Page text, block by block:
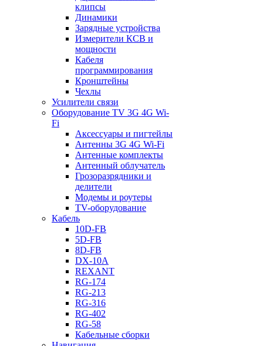
клипсы
Динамики
Зарядные устройства
Измерители КСВ и
мощности
Кабеля
программирования
Кронштейны
Чехлы
Усилители связи
Оборудование TV 3G 4G Wi-
Fi
Аксессуары и пигтейлы
Антенны 3G 4G Wi-Fi
Антенные комплекты
Антенный облучатель
Грозоразрядники и
делители
Модемы и роутеры
TV-оборудование
Кабель
10D-FB
5D-FB
8D-FB
DX-10A
REXANT
RG-174
RG-213
RG-316
RG-402
RG-58
Кабельные сборки